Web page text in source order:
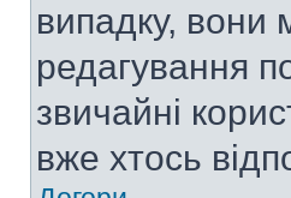
випадку, вони
редагування
звичайні
вже хтось